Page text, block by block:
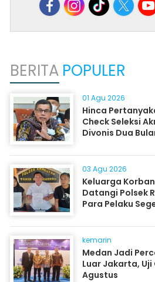
BERITA POPULER
01 Agu 2026
Hinca
Check Seleksi
Divonis Dua
03 Agu 2026
Keluarga
Datangi Polsek
Para Pelaku
kemarin
Medan Jadi
Luar Jakarta, Uji
Agustus